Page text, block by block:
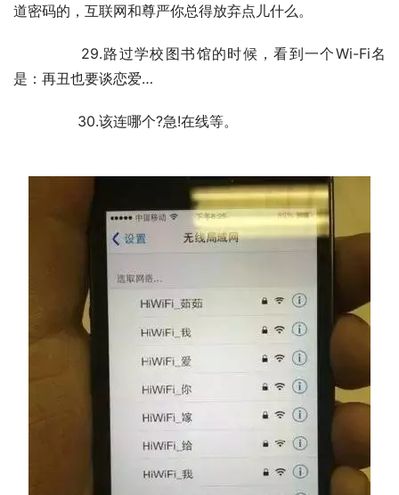
道密码的，互联网和尊严你总得放弃点儿什么。
是：再丑也要谈恋爱…
	　　30.该连哪个?急!在线等。